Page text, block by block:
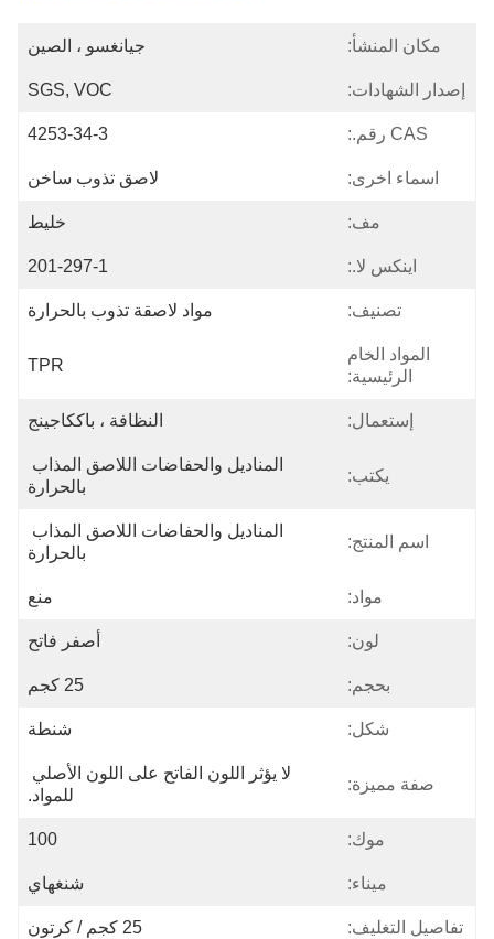
مكان المنشأ: جيانغسو ، الصين
إصدار الشهادات: SGS, VOC
CAS رقم.: 4253-34-3
اسماء اخرى: لاصق تذوب ساخن
مف: خليط
اينكس لا.: 201-297-1
تصنيف: مواد لاصقة تذوب بالحرارة
المواد الخام
الرئيسية:
TPR
إستعمال: النظافة ، باككاجينج
يكتب:
المناديل والحفاضات اللاصق المذاب
بالحرارة
اسم المنتج:
المناديل والحفاضات اللاصق المذاب
بالحرارة
مواد: منع
لون: أصفر فاتح
بحجم: 25 كجم
شكل: شنطة
صفة مميزة:
للمواد.
موك: 100
ميناء: شنغهاي
تفاصيل التغليف: 25 كجم / كرتون